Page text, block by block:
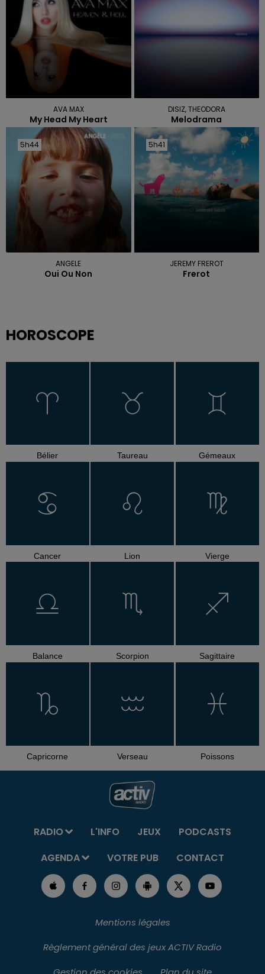
AVA MAX
My Head My Heart
DISIZ, THEODORA
Melodrama
5h44
5h44
ANGELE
Oui Ou Non
5h41
5h41
JEREMY FREROT
Frerot
HOROSCOPE
Bélier Taureau Gémeaux
Cancer Lion Vierge
Balance Scorpion Sagittaire
Capricorne Verseau Poissons
RADIO L'INFO JEUX
PODCASTS
AGENDA
VOTRE PUB CONTACT
Mentions légales
Règlement général des jeux ACTIV Radio